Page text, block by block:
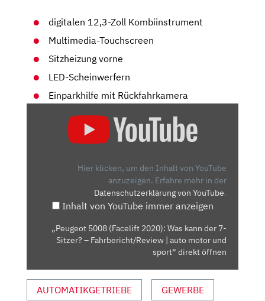
digitalen 12,3-Zoll Kombiinstrument
Multimedia-Touchscreen
Sitzheizung vorne
LED-Scheinwerfern
Einparkhilfe mit Rückfahrkamera
(FACELIFT
SITZER?
AUTO
MOTOR
Hier klicken, um den Inhalt von YouTube
anzuzeigen. Erfahre mehr in der
Datenschutzerklärung von YouTube.
Inhalt von YouTube immer anzeigen
„Peugeot 5008 (Facelift 2020): Was kann der 7-
Sitzer? – Fahrbericht/Review | auto motor und
sport“ direkt öffnen
AUTOMATIKGETRIEBE GEWERBE